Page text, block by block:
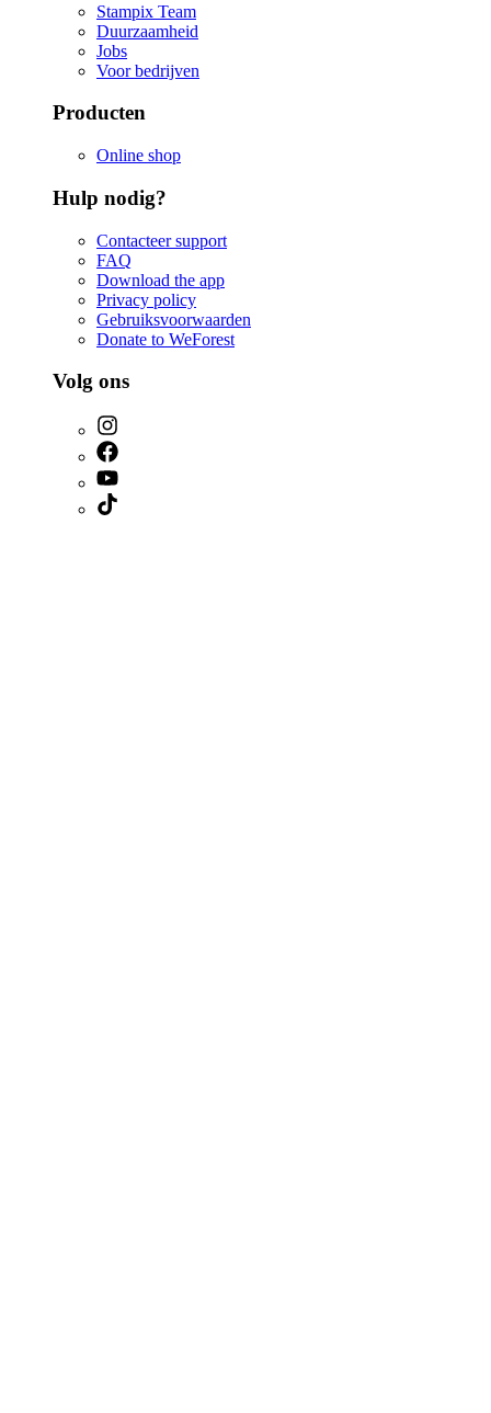
Stampix Team
Duurzaamheid
Jobs
Voor bedrijven
Producten
Online shop
Hulp nodig?
Contacteer support
FAQ
Download the app
Privacy policy
Gebruiksvoorwaarden
Donate to WeForest
Volg ons